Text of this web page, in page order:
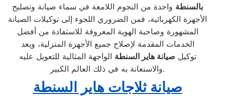
بالسنطة واحدة من النجوم اللامعة في سماء صيانة وتصليح
الأجهزة الكهربائية، فمن الضروري اللجوء إلى توكيلات الصيانة
المشهورة وصاحبة الهوية المعروفة للاستفادة من أفضل
الخدمات المقدمة لإصلاح جميع الأجهزة المنزلية، ويعد
توكيل صيانة هاير السنطة الواجهة المثالية للتعويل عليه
والاستعانة به في ذلك العالم الكبير.
صيانة ثلاجات هاير السنطة